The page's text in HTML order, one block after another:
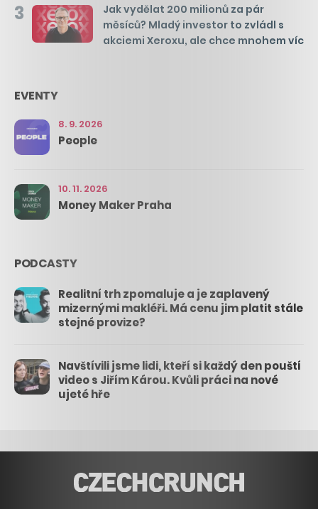
3
Jak vydělat 200 milionů za pár
měsíců? Mladý investor to zvládl s
akciemi Xeroxu, ale chce mnohem víc
EVENTY
8. 9. 2026
People
10. 11. 2026
Money Maker Praha
PODCASTY
Realitní trh zpomaluje a je zaplavený
mizernými makléři. Má cenu jim platit stále
stejné provize?
Navštívili jsme lidi, kteří si každý den pouští
video s Jiřím Károu. Kvůli práci na nové
ujeté hře